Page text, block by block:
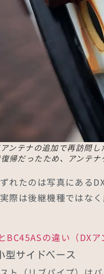
ンテナの追加で再訪問
帰だったため、アンテ
れたのは写真にある
際は後継機種ではな
BC45ASの違い（DXア
型サイドベース